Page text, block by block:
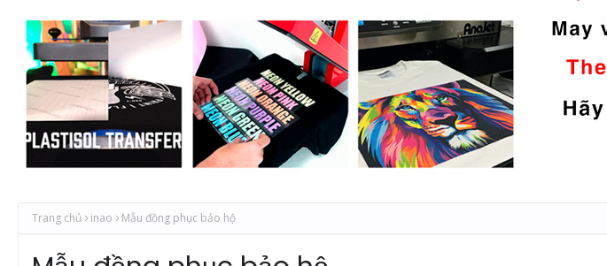
Trang chủ inao Mẫu đồng phục bảo hộ